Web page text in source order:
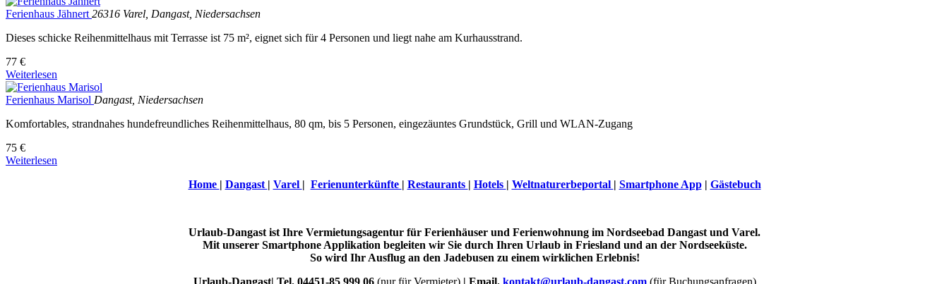
Ferienhaus Jähnert 26316 Varel, Dangast, Niedersachsen
Dieses schicke Reihenmittelhaus mit Terrasse ist 75 m², eignet sich für 4 Personen und liegt nahe am Kurhausstrand.
77 €
Weiterlesen
Ferienhaus Marisol Dangast, Niedersachsen
Komfortables, strandnahes hundefreundliches Reihenmittelhaus, 80 qm, bis 5 Personen, eingezäuntes Grundstück, Grill und WLAN-Zugang
75 €
Weiterlesen
Home | Dangast | Varel | Ferienunterkünfte | Restaurants | Hotels | Weltnaturerbeportal | Smartphone App| Gästebuch
Urlaub-Dangast ist Ihre Vermietungsagentur für Ferienhäuser und Ferienwohnung im Nordseebad Dangast und Varel.
Mit unserer Smartphone Applikation begleiten wir Sie durch Ihren Urlaub in Friesland und an der Nordseeküste.
So wird Ihr Ausflug an den Jadebusen zu einem wirklichen Erlebnis!
Urlaub-Dangast| Tel. 04451-85 999 06 (nur für Vermieter)| Email. kontakt@urlaub-dangast.com (für Buchungsanfragen)